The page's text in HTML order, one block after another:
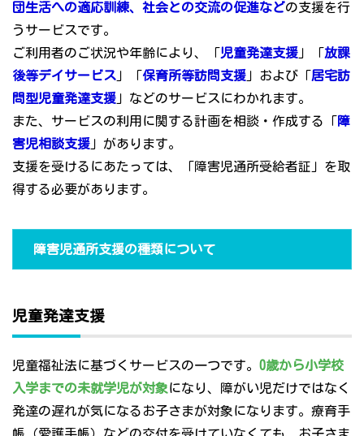
団生活への適応訓練、社会との交流の促進などの支援を行
うサービスです。
ご利用者のご状況や年齢により、「児童発達支援 」「放課
後等デイサービス 」「保育所等訪問支援 」および「居宅訪
問型児童発達支援 」などのサービスにわかれます。
また、サービスの利用に関する計画を相談・作成する「障
害児相談支援 」があります。
支援を受けるにあたっては、「障害児通所受給者証」を取
得する必要があります。
障害児通所支援の種類について
児童発達支援
児童福祉法に基づくサービスの一つです。 0歳から小学校
入学までの未就学児が対象になり、障がい児だけではなく
発達の遅れが気になるお子さまが対象になります。療育手